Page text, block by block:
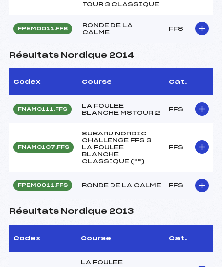
TOUR 3 CLASSIQUE
FPEM0011.FFS
RONDE DE LA
CALME
FFS
Résultats Nordique 2014
Codex Course Cat.
FNAM0111.FFS
LA FOULEE
BLANCHE MSTOUR 2
FFS
FNAM0107.FFS
SUBARU NORDIC
CHALLENGE FFS 3
LA FOULEE
BLANCHE
CLASSIQUE (**)
FFS
FPEM0011.FFS RONDE DE LA CALME FFS
Résultats Nordique 2013
Codex Course Cat.
LA FOULEE